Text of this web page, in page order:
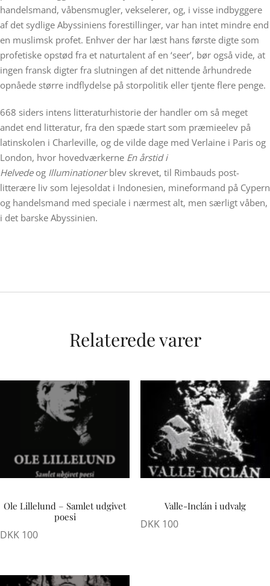
handelsmand, våbensmugler, vekselerer, og, i visse indbyggere
af det sydlige Abyssiniens forestillinger, var han intet mindre end
en muslimsk profet. Enhver der har læst hans første digte som
profetiske opstød fra et naturtalent af en ‘seer’, bør også vide, at
ingen fransk digter fra slutningen af det nittende århundrede
opnåede større indflydelse på storpolitik eller tjente flere penge.
668 siders intens litteraturhistorie der handler om så meget
andet end litteratur, fra den spæde start som præmieelev på
latinskolen i Charleville, og de vilde dage med Verlaine i Paris og
London, hvor hovedværkerne En årstid i
Helvede og Illuminationerblev skrevet, til Rimbauds post-
litterære liv som lejesoldat i Indonesien, mineformand på Cypern
og handelsmand med speciale i nærmest alt, men særligt våben,
i det barske Abyssinien.
Relaterede varer
Ole Lillelund – Samlet udgivet
poesi
DKK 100
Valle-Inclán i udvalg
DKK100